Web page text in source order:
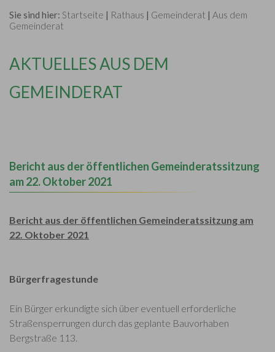
Sie sind hier: Startseite | Rathaus | Gemeinderat | Aus dem
Gemeinderat
AKTUELLES AUS DEM
GEMEINDERAT
Bericht aus der öffentlichen Gemeinderatssitzung
am 22. Oktober 2021
Bericht aus der öffentlichen Gemeinderatssitzung am
22. Oktober 2021
Bürgerfragestunde
Ein Bürger erkundigte sich über eventuell erforderliche
Straßensperrungen durch das geplante Bauvorhaben
Bergstraße 113.